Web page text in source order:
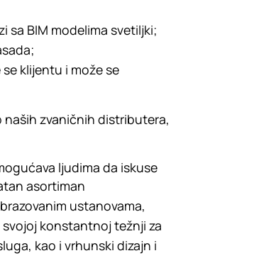
sa BIM modelima svetiljki;
klijentu i može se
naših zvaničnih distributera,
ljudima da iskuse
asortiman
ustanovama,
konstantnoj težnji za
kao i vrhunski dizajn i